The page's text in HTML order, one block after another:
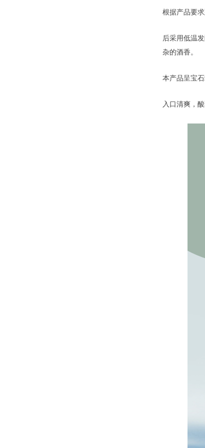
根据产品要
后采用低温
杂的酒香。
本产品呈宝
入口清爽，